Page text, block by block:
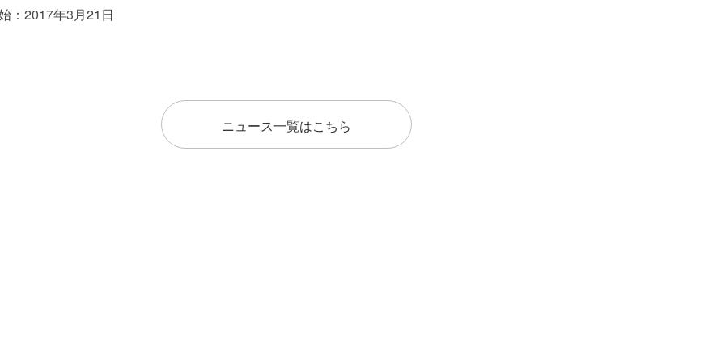
：2017年3月21日
ニュース一覧はこちら